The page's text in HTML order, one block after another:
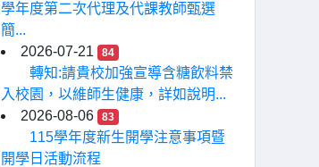
學年度第二次代理及代課教師甄選
簡...
2026-07-21
84
轉知:請貴校加強宣導含糖飲料禁
入校園，以維師生健康，詳如說明...
2026-08-06
83
115學年度新生開學注意事項暨
開學日活動流程